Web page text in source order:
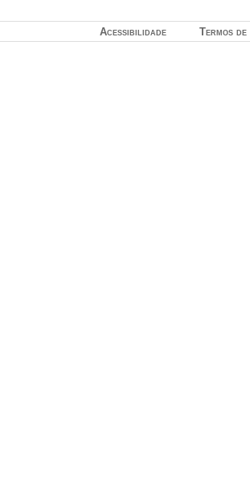
Termos
Acessibilidade